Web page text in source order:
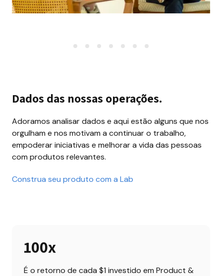
Dados das nossas operações.
Adoramos analisar dados e aqui estão alguns que nos
orgulham e nos motivam a continuar o trabalho,
empoderar iniciativas e melhorar a vida das pessoas
com produtos relevantes.
Construa seu produto com a Lab
100x
É o retorno de cada $1 investido em Product &